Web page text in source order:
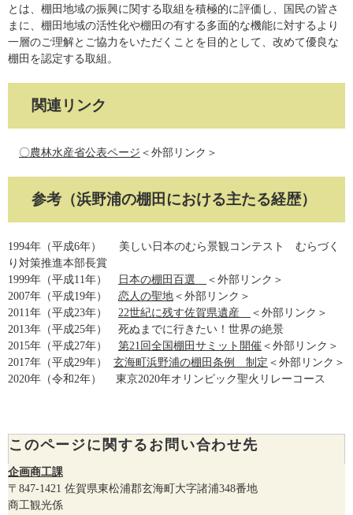
とは、棚田地域の振興に関する取組を積極的に評価し、国民の皆さ
まに、棚田地域の活性化や棚田の有する多面的な機能に対するより
一層のご理解とご協力をいただくことを目的として、改めて優良な
棚田を認定する取組。
関連リンク
〇農林水産省公表ページ ＜外部リンク＞
参考（浜野浦の棚田における主たる経歴）
1994年（平成6年） 美しい日本のむら景観コンテスト むらづく
り対策推進本部長賞
1999年（平成11年）
日本の棚田百選
＜外部リンク＞
2007年（平成19年） 恋人の聖地 ＜外部リンク＞
2011年（平成23年） 22世紀に残す佐賀県遺産
＜外部リンク＞
2013年（平成25年） 死ぬまでに行きたい！世界の絶景
2015年（平成27年） 第21回全国棚田サミット開催 ＜外部リンク＞
2017年（平成29年） 玄海町浜野浦の棚田条例 制定 ＜外部リンク＞
2020年（令和2年） 東京2020年オリンピック聖火リレーコース
このページに関するお問い合わせ先
企画商工課
〒847-1421 佐賀県東松浦郡玄海町大字諸浦348番地
商工観光係